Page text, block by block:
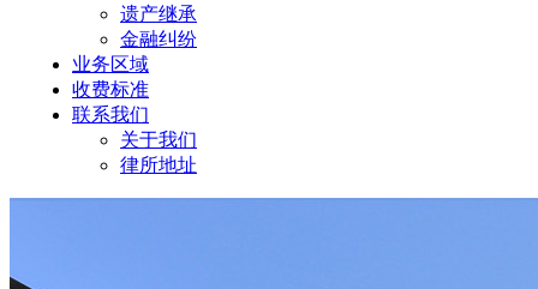
遗产继承
金融纠纷
业务区域
收费标准
联系我们
关于我们
律所地址